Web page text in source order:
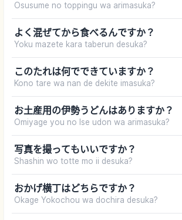
Osusume no toppingu wa arimasuka?
よく混ぜてから食べるんですか？
Yoku mazete kara taberun desuka?
このたれは何でできていますか？
Kono tare wa nan de dekite imasuka?
お土産用の伊勢うどんはありますか？
Omiyage you no Ise udon wa arimasuka?
写真を撮ってもいいですか？
Shashin wo totte mo ii desuka?
おかげ横丁はどちらですか？
Okage Yokochou wa dochira desuka?